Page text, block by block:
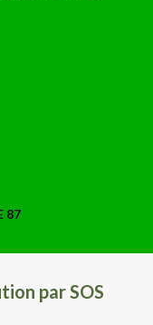
87
par SOS